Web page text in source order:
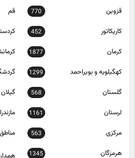
قزوین 770 قم
کاریکاتور 452
کرمان 1877
کهگیلویه و بویراحمد 1299
گلستان 568 گیلان
لرستان 1161
مرکزی 563 مناطق
هرمزگان 1345